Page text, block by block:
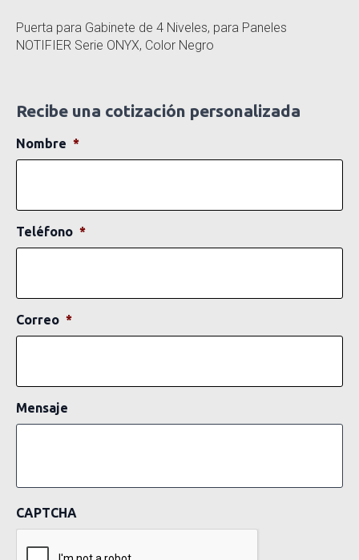
Puerta para Gabinete de 4 Niveles, para Paneles
NOTIFIER Serie ONYX, Color Negro
Recibe una cotización personalizada
Nombre *
Teléfono *
Correo *
Mensaje
CAPTCHA